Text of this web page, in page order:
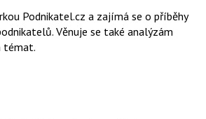
síti
X
Instagramu
Podnikatel.cz a zajímá se o příběhy
Věnuje se také analýzám
témat.